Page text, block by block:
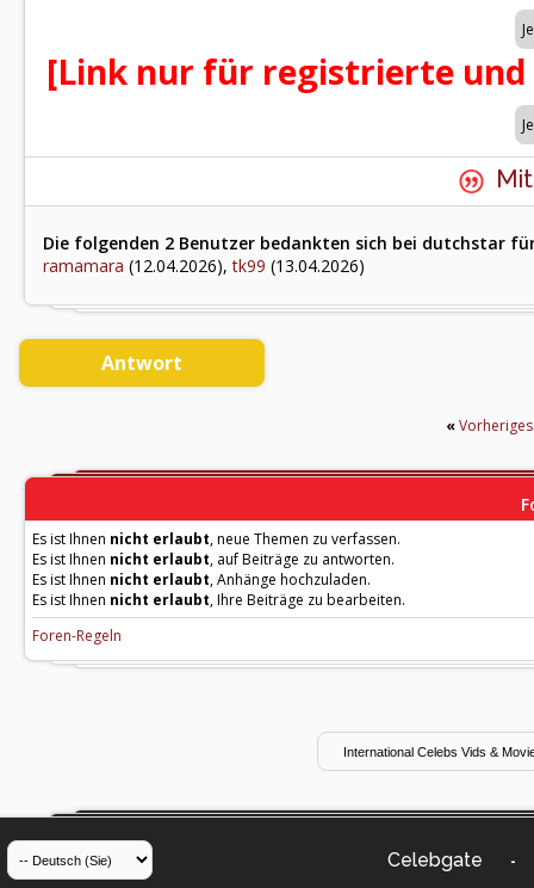
[Link nur für registrierte
Die folgenden 2 Benutzer bedankten sich bei dutchstar
ramamara (12.04.2026),tk99 (13.04.2026)
Antwort
«
Es ist Ihnen nicht erlaubt, neue Themen zu verfassen.
Es ist Ihnen nicht erlaubt, auf Beiträge zu antworten.
Es ist Ihnen nicht erlaubt, Anhänge hochzuladen.
Es ist Ihnen nicht erlaubt, Ihre Beiträge zu bearbeiten.
Foren-Regeln
Celebgate -